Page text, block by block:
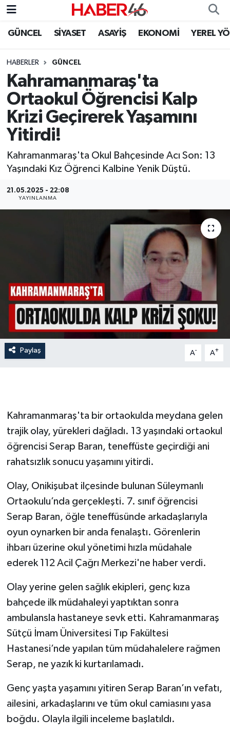
GÜNCEL SİYASET ASAYİŞ EKONOMİ YEREL
HABERLER GÜNCEL
Kahramanmaraş'ta
Ortaokul Öğrencisi Kalp
Krizi Geçirerek Yaşamını
Yitirdi!
Kahramanmaraş'ta Okul Bahçesinde Acı Son: 13
Yaşındaki Kız Öğrenci Kalbine Yenik Düştü.
21.05.2025 - 22:08
YAYINLANMA
Paylaş A- A+
Kahramanmaraş'ta bir ortaokulda meydana gelen
trajik olay, yürekleri dağladı. 13 yaşındaki ortaokul
öğrencisi Serap Baran, teneffüste geçirdiği ani
rahatsızlık sonucu yaşamını yitirdi.
Olay, Onikişubat ilçesinde bulunan Süleymanlı
Ortaokulu’nda gerçekleşti. 7. sınıf öğrencisi
Serap Baran, öğle teneffüsünde arkadaşlarıyla
oyun oynarken bir anda fenalaştı. Görenlerin
ihbarı üzerine okul yönetimi hızla müdahale
ederek 112 Acil Çağrı Merkezi'ne haber verdi.
Olay yerine gelen sağlık ekipleri, genç kıza
bahçede ilk müdahaleyi yaptıktan sonra
ambulansla hastaneye sevk etti. Kahramanmaraş
Sütçü İmam Üniversitesi Tıp Fakültesi
Hastanesi’nde yapılan tüm müdahalelere rağmen
Serap, ne yazık ki kurtarılamadı.
Genç yaşta yaşamını yitiren Serap Baran’ın vefatı,
ailesini, arkadaşlarını ve tüm okul camiasını yasa
boğdu. Olayla ilgili inceleme başlatıldı.
GÜNCEL
SİYASET
EKONOMİ
SPOR
YAŞAM
TEKNOLOJİ
SAĞLIK
KSÜ
DÜNYA
ROPORTAJ
YEREL YÖNETİM
MEDYA
SEÇİM 2011
BİLİMNET
Yemek
SİVİL TOPLUM
SEÇİM 2014
ÇEK GÖNDER
KİTAP
HEDEF2020
Nöbetçi Eczaneler
Hava Durumu
Kahramanmaraş Namaz Vakitleri
Trafik Durumu
Süper Lig Puan Durumu ve Fikstür
Tüm Manşetler
Son Dakika Haberleri